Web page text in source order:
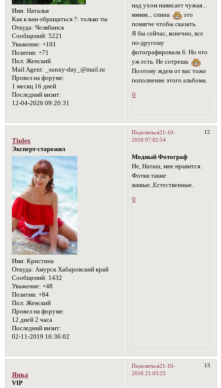
Имя: Наталья
Как к вам обращаться ?: только ты
Откуда: Челябинск
Сообщений: 5221
Уважение: +101
Позитив: +71
Пол: Женский
Mail Agent: _sunny-day_@mail.ru
Провел на форуме:
1 месяц 16 дней
Последний визит:
12-04-2026 09:20:31
над ухом нависает чужая...
мммм... спина
это
помягче чтобы сказать.
Я бы сейчас, конечно, все
по-другому
фотографировала б. Но что
уж есть. Не сотрешь
Поэтому ждем от вас тоже
пополнение этого альбома.
0
Поделиться 12
21-10-
2016 07:02:54
Tinlex
Эксперт-старожил
Имя: Кристина
Откуда: Амурск Хабаровский край
Сообщений: 1432
Уважение: +48
Позитив: +84
Пол: Женский
Провел на форуме:
12 дней 2 часа
Последний визит:
02-11-2019 16:36:02
Модный Фотограф
Не, Наташ, мне нравится.
Фотки такие
живые..Естественные.
0
Поделиться 13
21-10-
2016 21:03:25
Янка
VIP